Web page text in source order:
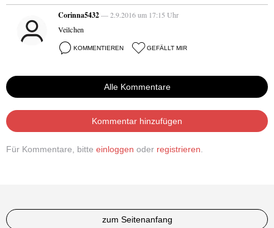
Corinna5432— 2.9.2016 um 17:15 Uhr
Veilchen
KOMMENTIEREN GEFÄLLT MIR
Alle Kommentare
Kommentar hinzufügen
Für Kommentare, bitte einloggen oder registrieren
zum Seitenanfang